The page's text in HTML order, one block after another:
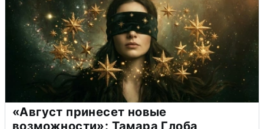
«Август принесет новые
возможности»: Тамара Глоба